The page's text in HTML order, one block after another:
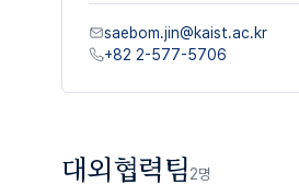
saebom.jin@kaist.ac.kr
+82 2-577-5706
대외협력팀2명